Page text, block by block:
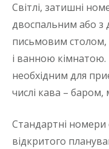
Світлі, затишні
двоспальним або з
письмовим
і ванною
необхідним для
числі кава – баром,
Стандартні номери
відкритого